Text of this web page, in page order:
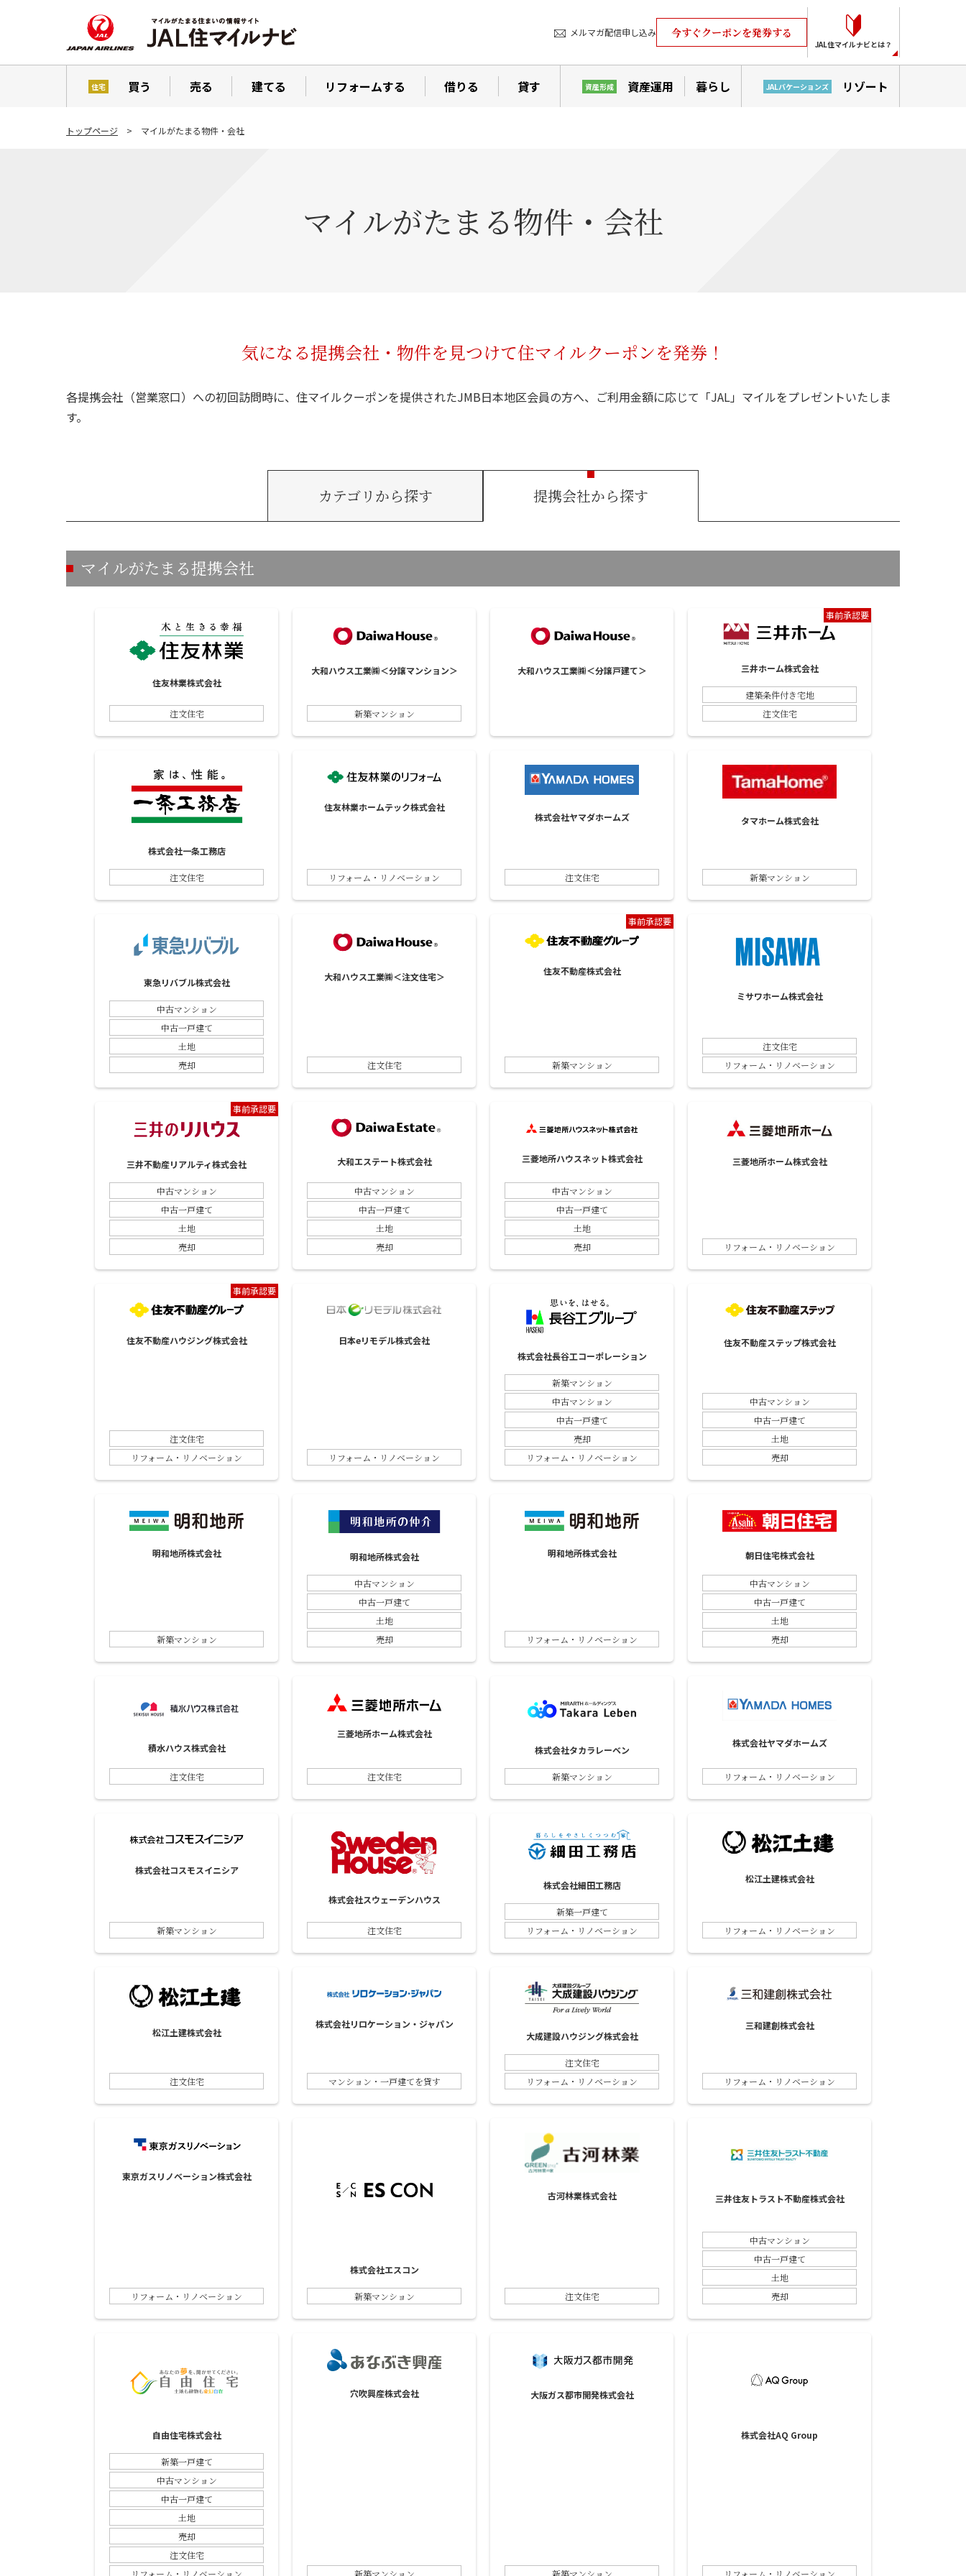
メルマガ配信申し込み 今すぐクーポンを発券する
JAL住マイルナビとは？
住宅 買う 売る 建てる リフォームする 借りる 貸す 資産形成 資産運用 暮らし JALバケーションズ リゾート
トップページ マイルがたまる物件・会社
マイルがたまる物件・会社
気になる提携会社・物件を見つけて住マイルクーポンを発券！
各提携会社（営業窓口）への初回訪問時に、住マイルクーポンを提供されたJMB日本地区会員の方へ、ご利用金額に応じて「JAL」マイルをプレゼントいたしま
す。
カテゴリから探す 提携会社から探す
マイルがたまる提携会社
住友林業株式会社
注文住宅
大和ハウス工業㈱＜分譲マンション＞
新築マンション
大和ハウス工業㈱＜分譲戸建て＞
事前承認要
三井ホーム株式会社
建築条件付き宅地
注文住宅
株式会社一条工務店
注文住宅
住友林業ホームテック株式会社
リフォーム・リノベーション
株式会社ヤマダホームズ
注文住宅
タマホーム株式会社
新築マンション
東急リバブル株式会社
中古マンション
中古一戸建て
土地
売却
大和ハウス工業㈱＜注文住宅＞
注文住宅
事前承認要
住友不動産株式会社
新築マンション
ミサワホーム株式会社
注文住宅
リフォーム・リノベーション
事前承認要
三井不動産リアルティ株式会社
中古マンション
中古一戸建て
土地
売却
大和エステート株式会社
中古マンション
中古一戸建て
土地
売却
三菱地所ハウスネット株式会社
中古マンション
中古一戸建て
土地
売却
三菱地所ホーム株式会社
リフォーム・リノベーション
事前承認要
住友不動産ハウジング株式会社
注文住宅
リフォーム・リノベーション
日本eリモデル株式会社
リフォーム・リノベーション
株式会社長谷工コーポレーション
新築マンション
中古マンション
中古一戸建て
売却
リフォーム・リノベーション
住友不動産ステップ株式会社
中古マンション
中古一戸建て
土地
売却
明和地所株式会社
新築マンション
明和地所株式会社
中古マンション
中古一戸建て
土地
売却
明和地所株式会社
リフォーム・リノベーション
朝日住宅株式会社
中古マンション
中古一戸建て
土地
売却
積水ハウス株式会社
注文住宅
三菱地所ホーム株式会社
注文住宅
株式会社タカラレーベン
新築マンション
株式会社ヤマダホームズ
リフォーム・リノベーション
株式会社コスモスイニシア
新築マンション
株式会社スウェーデンハウス
注文住宅
株式会社細田工務店
新築一戸建て
リフォーム・リノベーション
松江土建株式会社
リフォーム・リノベーション
松江土建株式会社
注文住宅
株式会社リロケーション・ジャパン
マンション・一戸建てを貸す
大成建設ハウジング株式会社
注文住宅
リフォーム・リノベーション
三和建創株式会社
リフォーム・リノベーション
東京ガスリノベーション株式会社
リフォーム・リノベーション
株式会社エスコン
新築マンション
古河林業株式会社
注文住宅
三井住友トラスト不動産株式会社
中古マンション
中古一戸建て
土地
売却
自由住宅株式会社
新築一戸建て
中古マンション
中古一戸建て
土地
売却
注文住宅
リフォーム・リノベーション
穴吹興産株式会社
新築マンション
大阪ガス都市開発株式会社
新築マンション
株式会社AQ Group
リフォーム・リノベーション